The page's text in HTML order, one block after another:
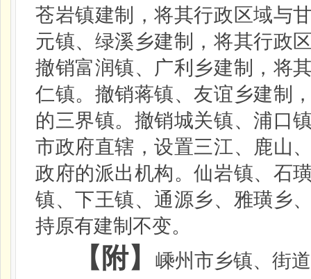
苍岩镇建制，将其行政区域与
元镇、绿溪乡建制，将其行政
撤销富润镇、广利乡建制，将
仁镇。撤销蒋镇、友谊乡建制
的三界镇。撤销城关镇、浦口
市政府直辖，设置三江、鹿山
政府的派出机构。仙岩镇、石
镇、下王镇、通源乡、雅璜乡
持原有建制不变。
【附】 嵊州市乡镇、街